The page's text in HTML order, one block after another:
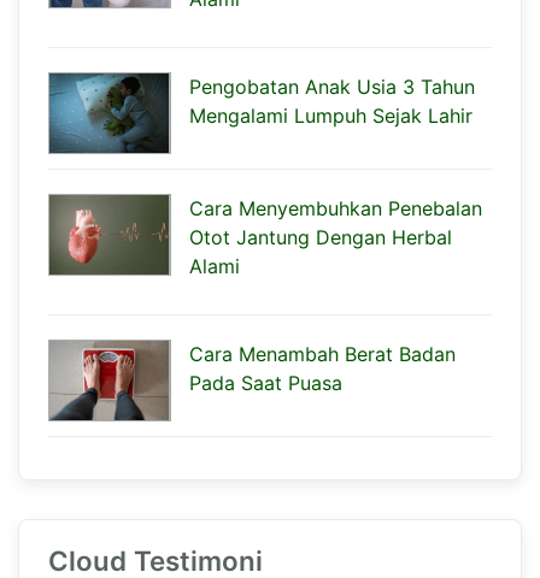
Pengobatan Anak Usia 3 Tahun
Mengalami Lumpuh Sejak Lahir
Cara Menyembuhkan Penebalan
Otot Jantung Dengan Herbal
Alami
Cara Menambah Berat Badan
Pada Saat Puasa
Cloud Testimoni